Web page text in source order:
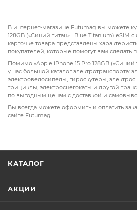
видеохостингах. Те, кто
будут рады узнать о
Мегапиксельная основная
автономность также позволяет
зарядке.
Компания Apple решила
Pro за счет использования
аккумулятор, вес был уменьшен,
В интернет-магазине Futumag вы можете
128GB («Синий титан» | Blue Titanium) eSIM
карточке товара представлены
покупателей, которые помогут вам сделать
Помимо «Apple iPhone 15 Pro 128GB («Синий
у нас большой каталог электротранспорта:
электровелосипеды, гироскутеры,
трициклы, электроснегокаты и другой
по выгодным ценам с доставкой и
Вы всегда можете оформить и оплатить
сайте Futumag.
КАТАЛОГ
АКЦИИ